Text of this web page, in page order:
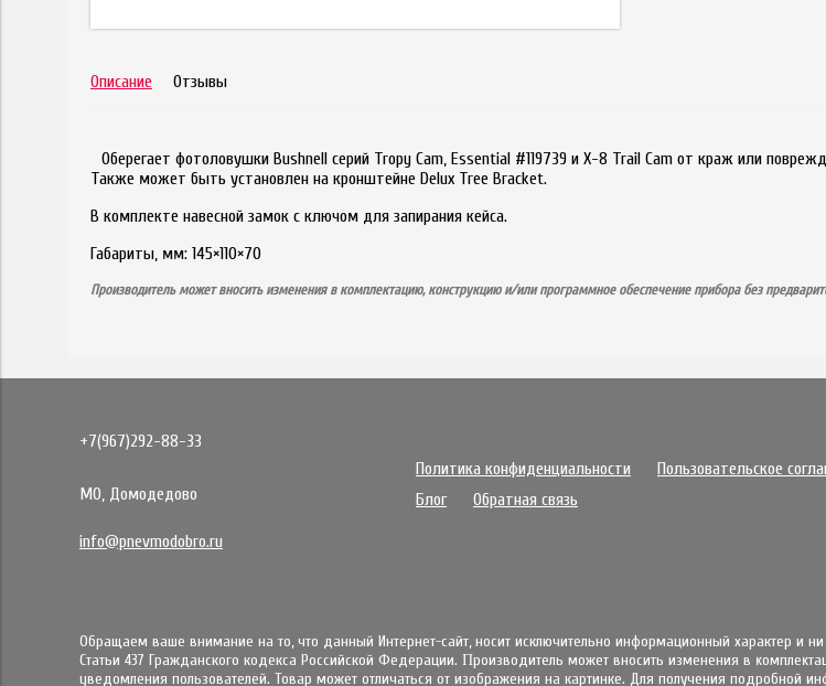
Описание Отзывы
Оберегает фотоловушки Bushnell серий Tropy Cam, Essential #119739 и X-8 Trail Cam от краж или
Также может быть установлен на кронштейне Delux Tree Bracket.
В комплекте навесной замок с ключом для запирания кейса.
Габариты, мм: 145×110×70
Производитель может вносить изменения в комплектацию, конструкцию и/или программное обеспечение прибора без
+7(967)292-88-33
МО, Домодедово
info@pnevmodobro.ru
Политика конфиденциальности Пользовательское
Блог
Обратная связь
Обращаем ваше внимание на то, что данный Интернет-сайт, носит исключительно информационный характер и
Статьи 437 Гражданского кодекса Российской Федерации. Πpoизвoдитeль мoжeт внocить измeнeния в
yвeдoмлeния пoльзoвaтeлeй. Товар может отличаться от изображения на картинке. Для получения подробной